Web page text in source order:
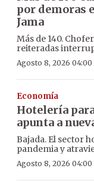
por demoras
Jama
Más de 140.
reiteradas
Agosto 8, 2026 04:00
Economía
Hotelería
apunta a
Bajada. El sector
pandemia y
Agosto 8, 2026 04:00